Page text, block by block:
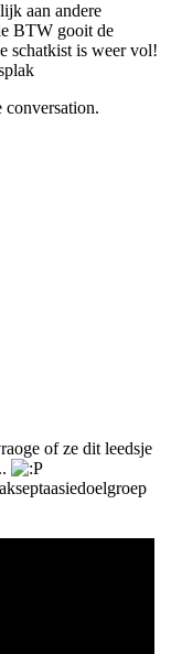
aan andere
BTW gooit de
schatkist is weer vol!
conversation.
of ze dit leedsje